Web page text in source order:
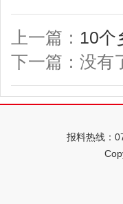
上一篇： 10个
下一篇：没有